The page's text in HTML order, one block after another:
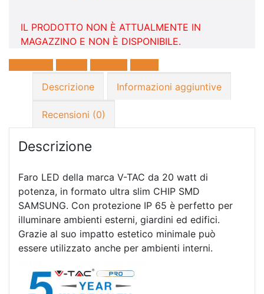
IL PRODOTTO NON È ATTUALMENTE IN
MAGAZZINO E NON È DISPONIBILE.
Descrizione
Informazioni aggiuntive
Recensioni (0)
Descrizione
Faro LED della marca V-TAC da 20 watt di
potenza, in formato ultra slim CHIP SMD
SAMSUNG. Con protezione IP 65 è perfetto per
illuminare ambienti esterni, giardini ed edifici.
Grazie al suo impatto estetico minimale può
essere utilizzato anche per ambienti interni.